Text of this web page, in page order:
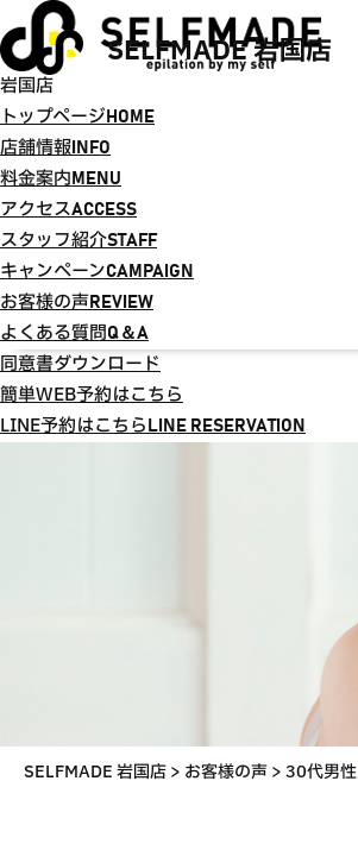
SELFMADE 岩国店
岩国店
トップページ HOME
店舗情報 INFO
料金案内 MENU
アクセスACCESS
スタッフ紹介STAFF
キャンペーンCAMPAIGN
お客様の声 REVIEW
よくある質問Q＆A
同意書ダウンロード
簡単WEB予約はこちら
LINE予約はこちら LINE RESERVATION
SELFMADE 岩国店> お客様の声>30代男性